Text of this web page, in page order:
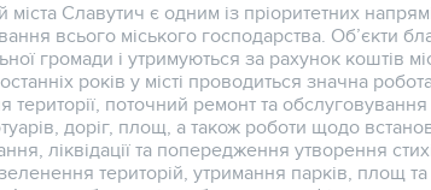
міста Славутич є одним із пріоритетних
всього міського господарства. Об’єкти
громади і утримуються за рахунок коштів
років у місті проводиться значна
території, поточний ремонт та
доріг, площ, а також роботи щодо
ліквідації та попередження утворення
територій, утримання парків, площ